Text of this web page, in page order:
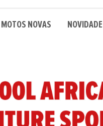
MOTOS NOVAS